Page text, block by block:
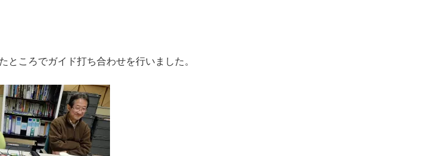
ところでガイド打ち合わせを行いました。